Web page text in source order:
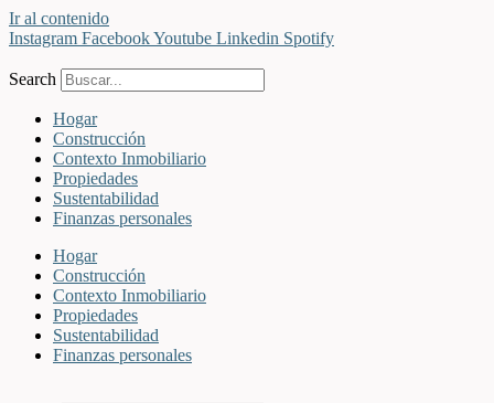
Ir al contenido
Instagram FacebookYoutube Linkedin Spotify
Search
Hogar
Construcción
Contexto Inmobiliario
Propiedades
Sustentabilidad
Finanzas personales
Hogar
Construcción
Contexto Inmobiliario
Propiedades
Sustentabilidad
Finanzas personales